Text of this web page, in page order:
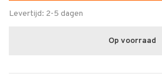
Levertijd: 2-5 dagen
Op voorraad